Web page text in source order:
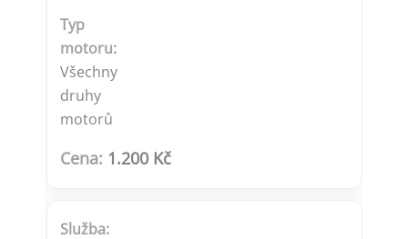
Všechny
druhy
motorů
1.200 Kč